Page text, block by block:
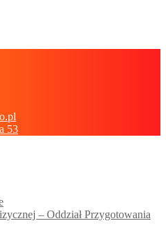
53
– Oddział Przygotowania